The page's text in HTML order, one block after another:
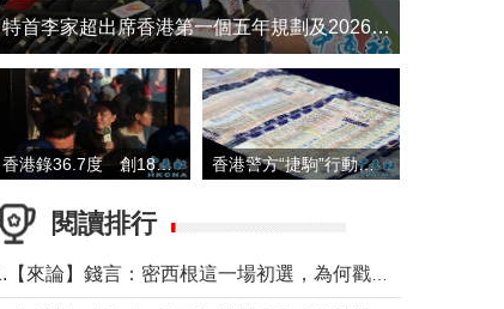
​特首李家超出席香港第一個五年規劃及2026年《施政報告》地區諮詢會
香港錄36.7度 創1884年有紀錄以來最高溫 香港警方“捷駒”行動拘147人 涉洗黑錢逾6億元
閱讀排行